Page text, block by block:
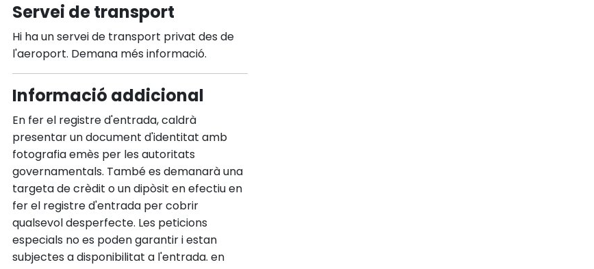
Servei de transport
Hi ha un servei de transport privat des de
l'aeroport. Demana més informació.
Informació addicional
En fer el registre d'entrada, caldrà
presentar un document d'identitat amb
fotografia emès per les autoritats
governamentals. També es demanarà una
targeta de crèdit o un dipòsit en efectiu en
fer el registre d'entrada per cobrir
qualsevol desperfecte. Les peticions
especials no es poden garantir i estan
subjectes a disponibilitat a l'entrada. en